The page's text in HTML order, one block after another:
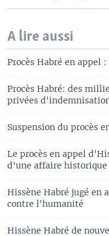
A lire aussi
Procès Habré en appel
Procès Habré: des
privées
Suspension du procès
Le procès en appel
d'une affaire historique
Hissène Habré jugé en
contre l'humanité
Hissène Habré de